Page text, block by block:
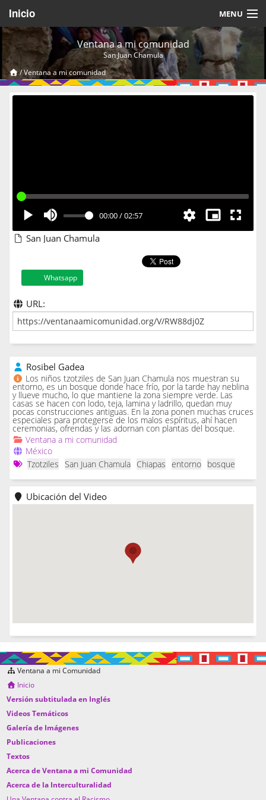
Inicio MENU
Acerca de
Videos Temáticos
Cerrar Sesión
Ventana a mi comunidad
San Juan Chamula
/Ventana a mi comunidad
00:00/02:57
San Juan Chamula
Whatsapp
URL:
Rosibel Gadea
Los niños tzotziles de San Juan Chamula nos muestran su
entorno, es un bosque donde hace frío, por la tarde hay neblina
y llueve mucho, lo que mantiene la zona siempre verde. Las
casas se hacen con lodo, teja, lamina y ladrillo, quedan muy
pocas construcciones antiguas. En la zona ponen muchas cruces
especiales para protegerse de los malos espíritus, ahí hacen
ceremonias, ofrendas y las adornan con plantas del bosque.
Ventana a mi comunidad
México
Tzotziles
San Juan Chamula Chiapas entorno bosque
Ubicación del Video
Ventana a mi Comunidad
Inicio
Versión subtitulada en Inglés
Videos Temáticos
Galería de Imágenes
Publicaciones
Textos
Acerca de Ventana a mi Comunidad
Acerca de la Interculturalidad